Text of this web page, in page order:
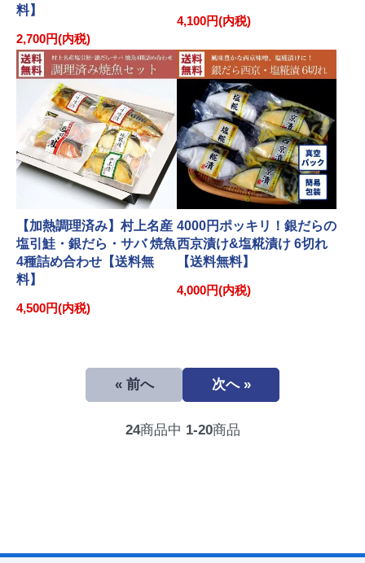
料】
2,700円(内税)
4,100円(内税)
【加熱調理済み】村上名産
塩引鮭・銀だら・サバ 焼魚
4種詰め合わせ【送料無
料】
4,500円(内税)
4000円ポッキリ！銀だらの
西京漬け&塩糀漬け 6切れ
【送料無料】
4,000円(内税)
« 前へ 次へ »
24商品中 1-20商品